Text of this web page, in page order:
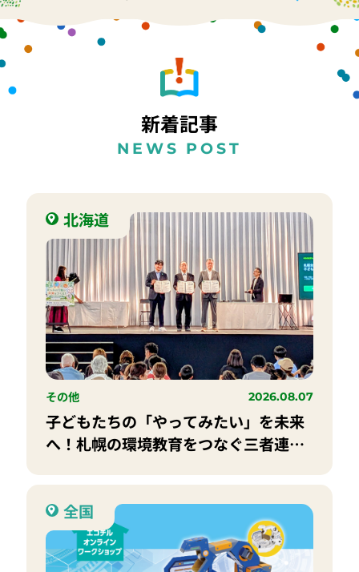
新着記事
NEWS POST
北海道
その他 2026.08.07
子どもたちの「やってみたい」を未来
へ！札幌の環境教育をつなぐ三者連携
全国